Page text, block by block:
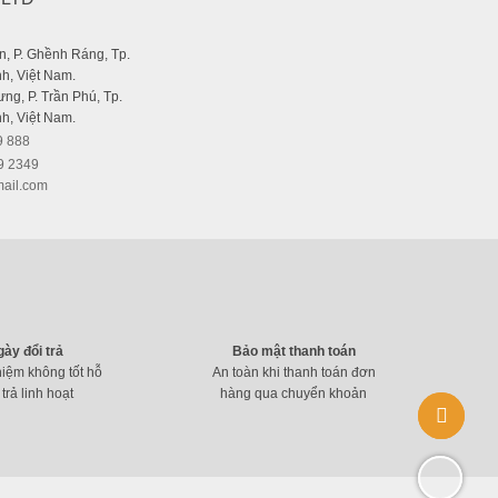
P. Ghềnh Ráng, Tp.
Việt Nam.
P. Trần Phú, Tp.
Việt Nam.
888
2349
đổi trả
không tốt hỗ
linh hoạt
Bảo mật thanh toán
An toàn khi thanh toán đơn
hàng qua chuyển khoản